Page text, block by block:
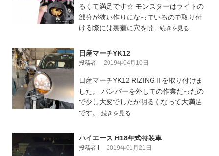
るくて満足です☆ モンスターはライトの
部分が狭い作りになっているので取り付
ける際には裏蓋に穴を開.. 続きを見る
日産マーチYK12
投稿者 2019年04月10日
日産マーチYK12 RIZINGⅡを取り付けま
した。 バンパーを外しての作業だったの
で少し大変でしたが明るくなって大満足
です。 続きを見る
ハイエース H18年式特装車
投稿者 I 2019年01月21日